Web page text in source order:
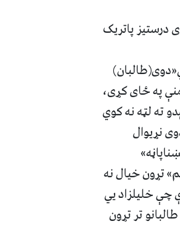
درستیز پاتریک
په ځای کړی،
ته لټه نه کوي
نړیوال
کال د فبروۍ د ۲۹ نېټې د «اورکم» تړون خیال نه
چې خلیلزاد يي
تر تړون